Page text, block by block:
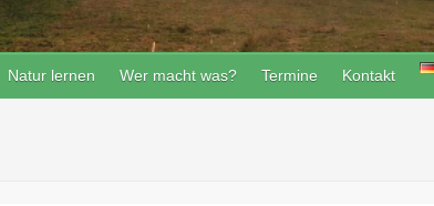
Natur lernen Wer macht was? Termine Kontakt